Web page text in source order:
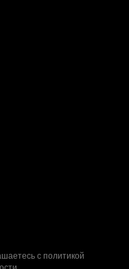
с политикой